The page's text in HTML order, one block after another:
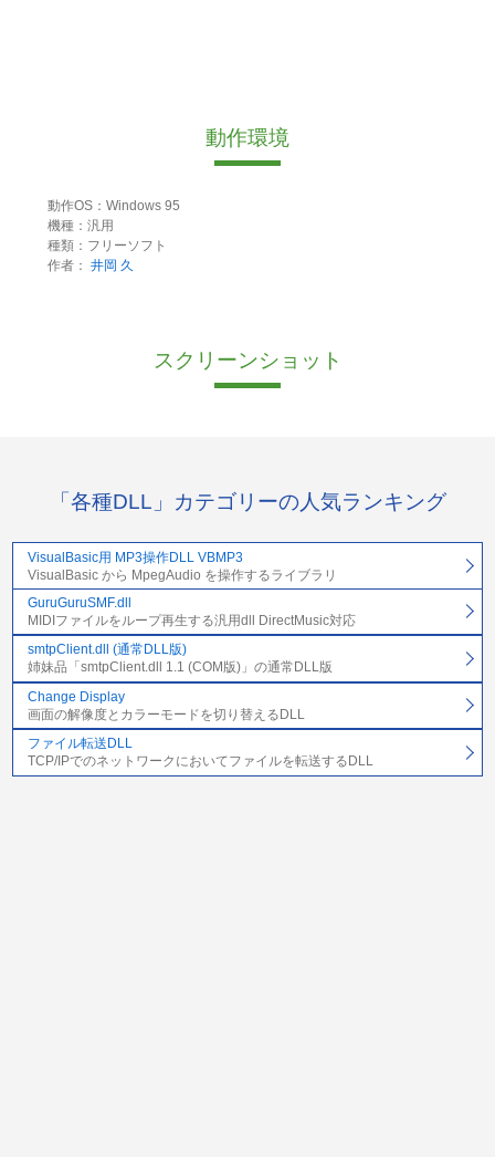
動作環境
動作OS：Windows 95
機種：汎用
種類：フリーソフト
作者： 井岡 久
スクリーンショット
「各種DLL」カテゴリーの人気ランキング
VisualBasic用 MP3操作DLL VBMP3
VisualBasic から MpegAudio を操作するライブラリ
GuruGuruSMF.dll
MIDIファイルをループ再生する汎用dll DirectMusic対応
smtpClient.dll (通常DLL版)
姉妹品「smtpClient.dll 1.1 (COM版)」の通常DLL版
Change Display
画面の解像度とカラーモードを切り替えるDLL
ファイル転送DLL
TCP/IPでのネットワークにおいてファイルを転送するDLL